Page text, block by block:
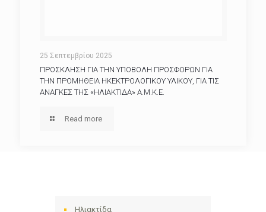
25 Σεπτεμβρίου 2025
ΠΡΟΣΚΛΗΣΗ ΓΙΑ ΤΗΝ ΥΠΟΒΟΛΗ ΠΡΟΣΦΟΡΩΝ ΓΙΑ
ΤΗΝ ΠΡΟΜΗΘΕΙΑ ΗΚΕΚΤΡΟΛΟΓΙΚΟΥ ΥΛΙΚΟΥ, ΓΙΑ ΤΙΣ
ΑΝΑΓΚΕΣ ΤΗΣ «ΗΛΙΑΚΤΙΔΑ» Α.Μ.Κ.Ε.
Read more
Ηλιακτίδα